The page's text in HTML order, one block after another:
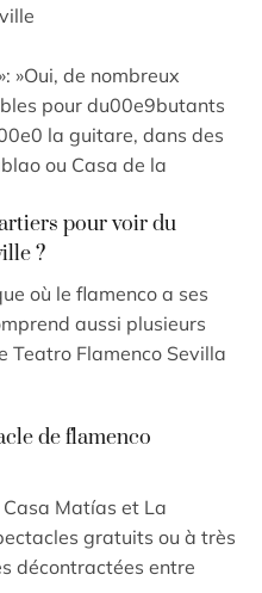
»Oui, de nombreux
pour du00e9butants
la guitare, dans des
ou Casa de la
pour voir du
?
où le flamenco a ses
aussi plusieurs
Teatro Flamenco Sevilla
de flamenco
Matías et La
gratuits ou à très
décontractées entre